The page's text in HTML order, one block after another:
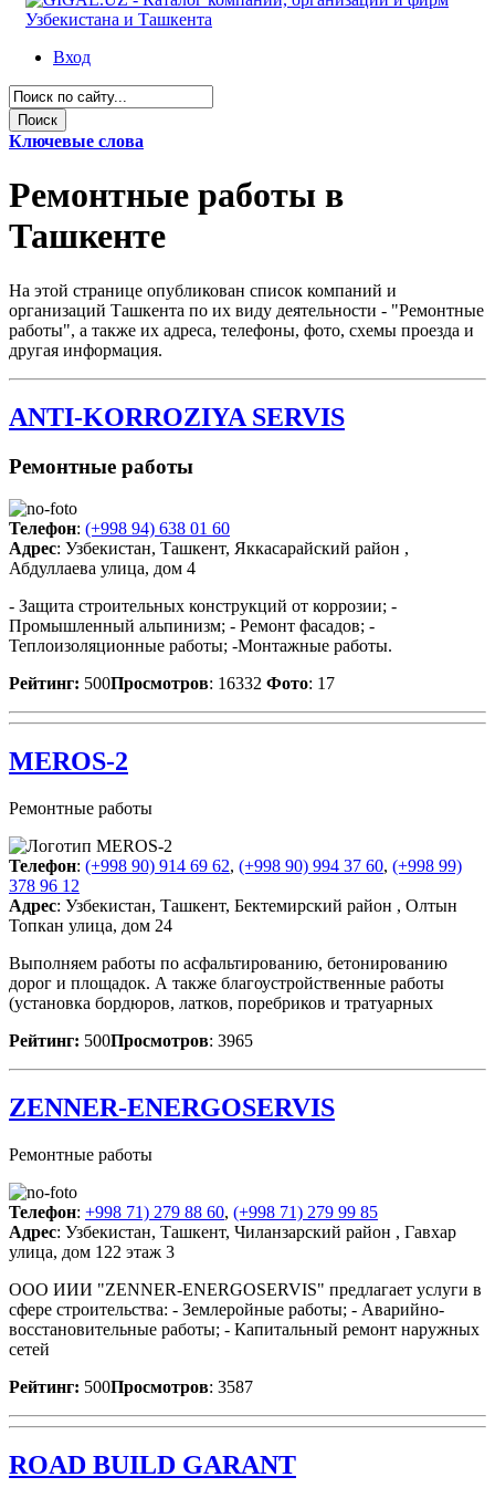
Вход
Ключевые слова
Ремонтные работы в
Ташкенте
На этой странице опубликован список компаний и
организаций Ташкента по их виду деятельности - "Ремонтные
работы", а также их адреса, телефоны, фото, схемы проезда и
другая информация.
ANTI-KORROZIYA SERVIS
Ремонтные работы
Телефон: (+998 94) 638 01 60
Адрес: Узбекистан, Ташкент, Яккасарайский район ,
Абдуллаева улица, дом 4
- Защита строительных конструкций от коррозии; -
Промышленный альпинизм; - Ремонт фасадов; -
Теплоизоляционные работы; -Монтажные работы.
Рейтинг: 500Просмотров: 16332 Фото: 17
MEROS-2
Ремонтные работы
Телефон: (+998 90) 914 69 62, (+998 90) 994 37 60, (+998 99)
378 96 12
Адрес: Узбекистан, Ташкент, Бектемирский район , Олтын
Топкан улица, дом 24
Выполняем работы по асфальтированию, бетонированию
дорог и площадок. А также благоустройственные работы
(установка бордюров, латков, поребриков и тратуарных
Рейтинг: 500Просмотров: 3965
ZENNER-ENERGOSERVIS
Ремонтные работы
Телефон: +998 71) 279 88 60, (+998 71) 279 99 85
Адрес: Узбекистан, Ташкент, Чиланзарский район , Гавхар
улица, дом 122 этаж 3
OOO ИИИ "ZENNER-ENERGOSERVIS" предлагает услуги в
сфере строительства: - Землеройные работы; - Аварийно-
восстановительные работы; - Капитальный ремонт наружных
сетей
Рейтинг: 500Просмотров: 3587
ROAD BUILD GARANT